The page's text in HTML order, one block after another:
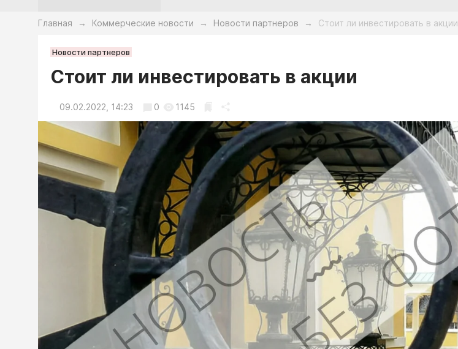
Главная → Коммерческие новости → Новости партнеров → Стоит ли инвестировать в акции
Новости партнеров
Стоит ли инвестировать в акции
09.02.2022, 14:23 0 1145